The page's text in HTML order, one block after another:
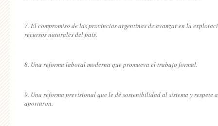
7. El compromiso de las provincias argentinas de avanzar en la
recursos naturales del país.
8. Una reforma laboral moderna que promueva el trabajo formal.
9. Una reforma previsional que le dé sostenibilidad al sistema y respete
aportaron.